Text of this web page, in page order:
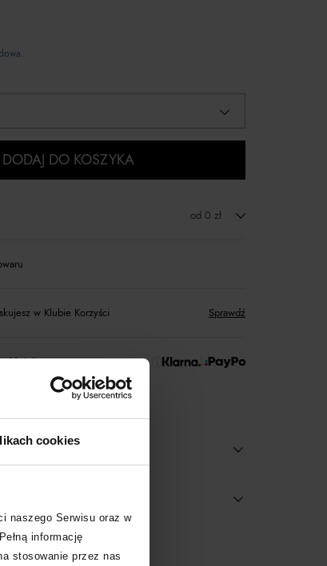
cookies
naszego Serwisu oraz w
informację
stosowanie przez nas
DODAJ DO KOSZYKA
od 0 zł
w Klubie Korzyści Sprawdź
później!
online